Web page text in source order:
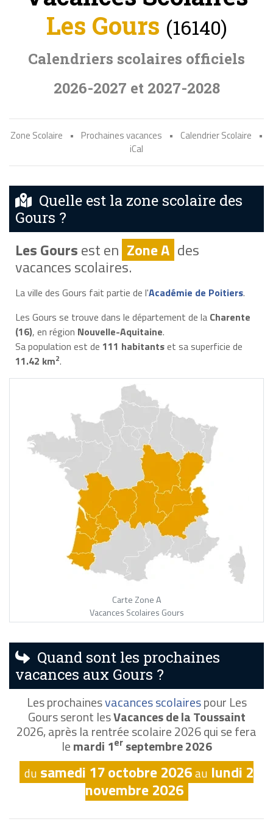
Les Gours (16140)
Calendriers scolaires officiels
2026-2027 et 2027-2028
Zone Scolaire • Prochaines vacances • Calendrier Scolaire
•
iCal
Quelle est la zone scolaire des
Gours ?
Les Goursest en Zone A des
vacances scolaires.
La ville des Gours fait partie de l'Académie de Poitiers.
Les Gours se trouve dans le département de la Charente
(16), en région Nouvelle-Aquitaine.
Sa population est de 111 habitantset sa superficie de
11.42 km2.
Carte Zone A
Vacances Scolaires Gours
Quand sont les prochaines
vacances aux Gours ?
Les prochainesvacances scolairespour Les
Gours seront lesVacances de la Toussaint
2026, après la rentrée scolaire 2026 qui se fera
lemardi 1erseptembre 2026
du samedi 17 octobre 2026au lundi 2
novembre 2026